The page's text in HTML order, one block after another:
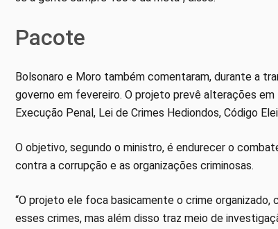
Pacote
Bolsonaro e Moro também comentaram, durante a
governo em fevereiro. O projeto prevê alterações
Execução Penal, Lei de Crimes Hediondos, Código
O objetivo, segundo o ministro, é endurecer o
contra a corrupção e as organizações criminosas.
“O projeto ele foca basicamente o crime
esses crimes, mas além disso traz meio de